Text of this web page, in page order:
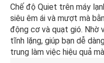
Chế độ Quiet trên máy
siêu êm ái và mượt mà
động cơ và quạt gió. Nhờ
tĩnh lặng, giúp bạn dễ
trung làm việc hiệu quả